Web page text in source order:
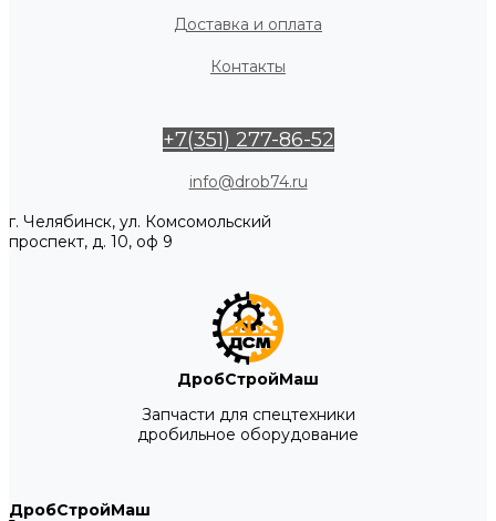
Доставка и оплата
Контакты
+7(351) 277-86-52
info@drob74.ru
г. Челябинск, ул. Комсомольский
проспект, д. 10, оф 9
ДробСтройМаш
Запчасти для спецтехники
дробильное оборудование
ДробСтройМаш